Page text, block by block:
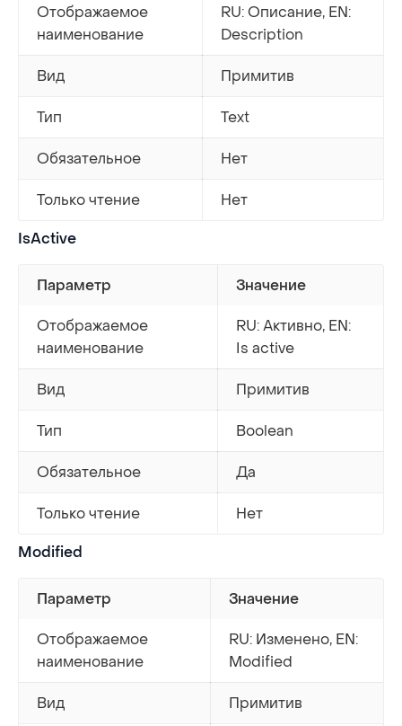
Отображаемое
наименование
RU: Описание, EN:
Description
Вид Примитив
Тип Text
Обязательное Нет
Только чтение Нет
IsActive
Параметр Значение
Отображаемое
наименование
RU: Активно, EN:
Is active
Вид Примитив
Тип Boolean
Обязательное Да
Только чтение Нет
Modified
Параметр Значение
Отображаемое
наименование
RU: Изменено, EN:
Modified
Вид Примитив